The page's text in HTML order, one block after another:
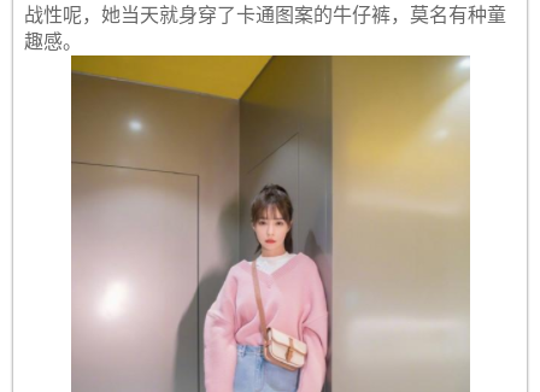
战性呢，她当天就身穿了卡通图案的牛仔裤，莫名有种童
趣感。